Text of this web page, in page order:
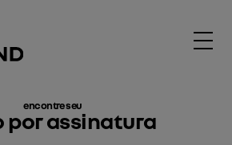
encontre seu
por assinatura